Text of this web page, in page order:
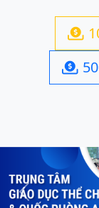


Previous